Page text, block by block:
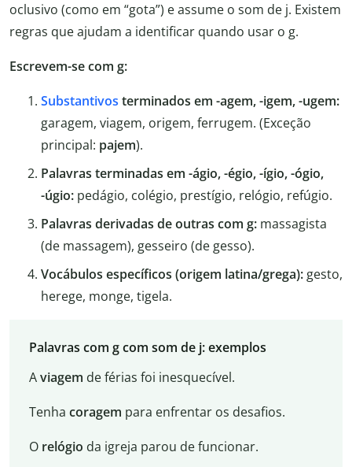
oclusivo (como em “gota”) e assume o som de j. Existem
regras que ajudam a identificar quando usar o g.
Escrevem-se com g:
Substantivos terminados em -agem, -igem, -ugem:
garagem, viagem, origem, ferrugem. (Exceção
principal: pajem).
Palavras terminadas em -ágio, -égio, -ígio, -ógio,
-úgio: pedágio, colégio, prestígio, relógio, refúgio.
Palavras derivadas de outras com g: massagista
(de massagem), gesseiro (de gesso).
Vocábulos específicos (origem latina/grega): gesto,
herege, monge, tigela.
Palavras com g com som de j: exemplos
Aviagem de férias foi inesquecível.
Tenha coragem para enfrentar os desafios.
O relógio da igreja parou de funcionar.